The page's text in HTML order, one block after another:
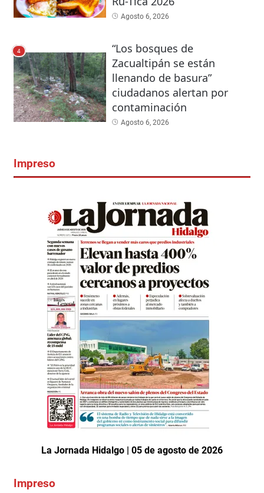
Agosto 6, 2026
4
“Los bosques de
Zacualtipán se están
llenando de basura”
ciudadanos alertan por
contaminación
Agosto 6, 2026
Impreso
La Jornada Hidalgo | 05 de agosto de 2026
Impreso